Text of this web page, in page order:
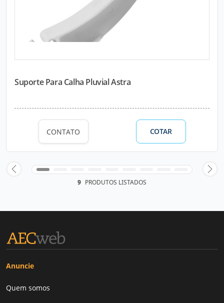
Suporte Para Calha Pluvial Astra
CONTATO COTAR
9 PRODUTOS LISTADOS
Anuncie
Quem somos